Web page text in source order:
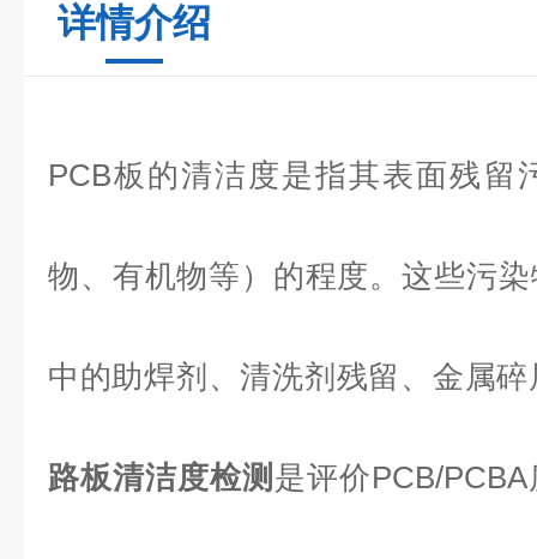
详情介绍
PCB板的清洁度是指其表面残留
物、有机物等）的程度。这些污
中的助焊剂、清洗剂残留、金属
路板清洁度检测 是评价PCB/